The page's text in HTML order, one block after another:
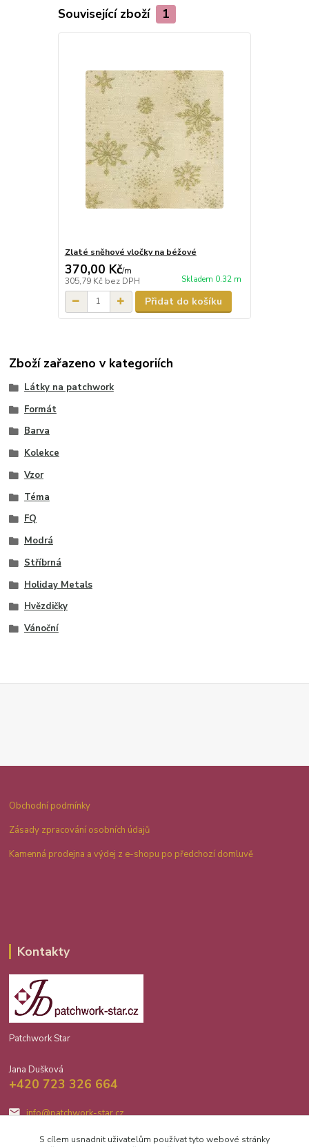
Související zboží 1
Zlaté sněhové vločky na béžové
370,00 Kč/m
305,79 Kč bez DPH Skladem 0.32 m
Přidat do košíku
Zboží zařazeno v kategoriích
Látky na patchwork
Formát
Barva
Kolekce
Vzor
Téma
FQ
Modrá
Stříbrná
Holiday Metals
Hvězdičky
Vánoční
Obchodní podmínky
Zásady zpracování osobních údajů
Kamenná prodejna a výdej z e-shopu po předchozí domluvě
Kontakty
Patchwork Star
Jana Dušková
+420 723 326 664
info@patchwork-star.cz
S cílem usnadnit uživatelům používat tyto webové stránky